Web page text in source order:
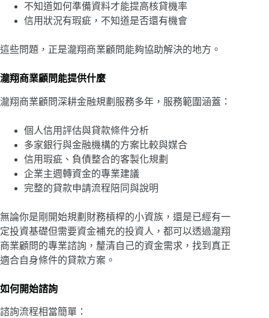
不知道如何準備資料才能提高核貸機率
信用狀況有瑕疵，不知道是否還有機會
這些問題，正是瀧翔商業顧問能夠協助解決的地方。
瀧翔商業顧問能提供什麼
瀧翔商業顧問深耕金融規劃服務多年，服務範圍涵蓋：
個人信用評估與貸款條件分析
多家銀行與金融機構的方案比較與媒合
信用瑕疵、負債整合的客製化規劃
企業主週轉資金的專業建議
完整的貸款申請流程陪同與說明
無論你是剛開始規劃財務槓桿的小資族，還是已經有一
定投資基礎但需要資金補充的投資人，都可以透過瀧翔
商業顧問的專業諮詢，釐清自己的資金需求，找到真正
適合自身條件的貸款方案。
如何開始諮詢
諮詢流程相當簡單：